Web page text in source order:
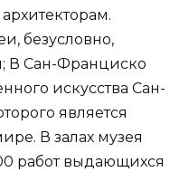
безусловно,
В Сан-Франциско
искусства Сан-
является
В залах музея
работ выдающихся